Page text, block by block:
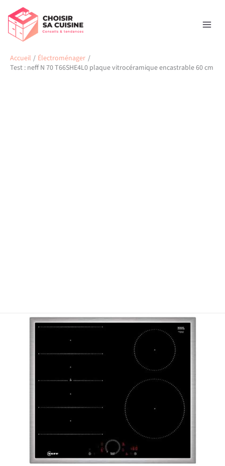
contenu
Accueil
Électroménager
Test : neff N 70 T66SHE4L0 plaque vitrocéramique encastrable 60 cm
Rechercher